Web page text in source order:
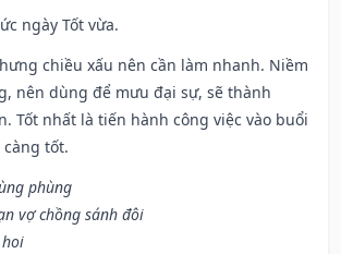
ngày Tốt vừa.
chiều xấu nên cần làm nhanh. Niềm
nên dùng để mưu đại sự, sẽ thành
Tốt nhất là tiến hành công việc vào buổi
tốt.
phùng
vợ chồng sánh đôi